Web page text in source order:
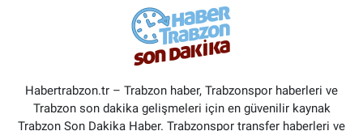
Habertrabzon.tr – Trabzon haber, Trabzonspor haberleri ve
Trabzon son dakika gelişmeleri için en güvenilir kaynak
Trabzon Son Dakika Haber. Trabzonspor transfer haberleri ve